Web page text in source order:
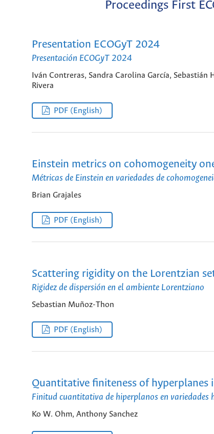
Proceedings First
Presentation ECOGyT 2024
Presentación ECOGyT 2024
Iván Contreras, Sandra Carolina García,
Rivera
PDF (English)
Einstein metrics on cohomogeneity
Métricas de Einstein en variedades de
Brian Grajales
PDF (English)
Scattering rigidity on the Lorentzian
Rigidez de dispersión en el ambiente Lorentziano
Sebastian Muñoz-Thon
PDF (English)
Quantitative finiteness of hyperplanes
Finitud cuantitativa de hiperplanos en variedades
Ko W. Ohm, Anthony Sanchez